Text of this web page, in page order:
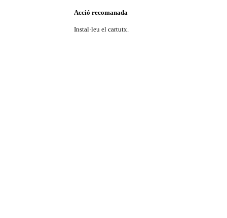
Acció recomanada
Instal·leu el cartutx.